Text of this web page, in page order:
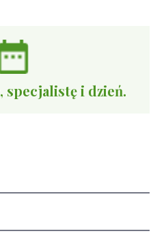
specjalistę i dzień.